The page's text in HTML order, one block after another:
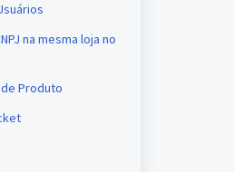
na mesma loja no
Produto